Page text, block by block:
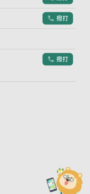
電話符號
撥打
電話符號
撥打